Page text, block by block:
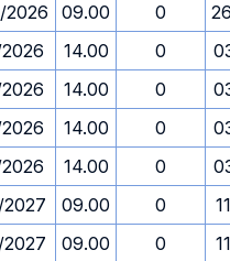
2026 09.00 0
2026 14.00 0
2026 14.00 0
2026 14.00 0
2026 14.00 0
2027 09.00 0
2027 09.00 0